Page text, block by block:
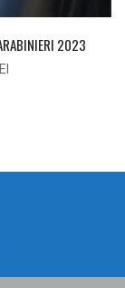
2023